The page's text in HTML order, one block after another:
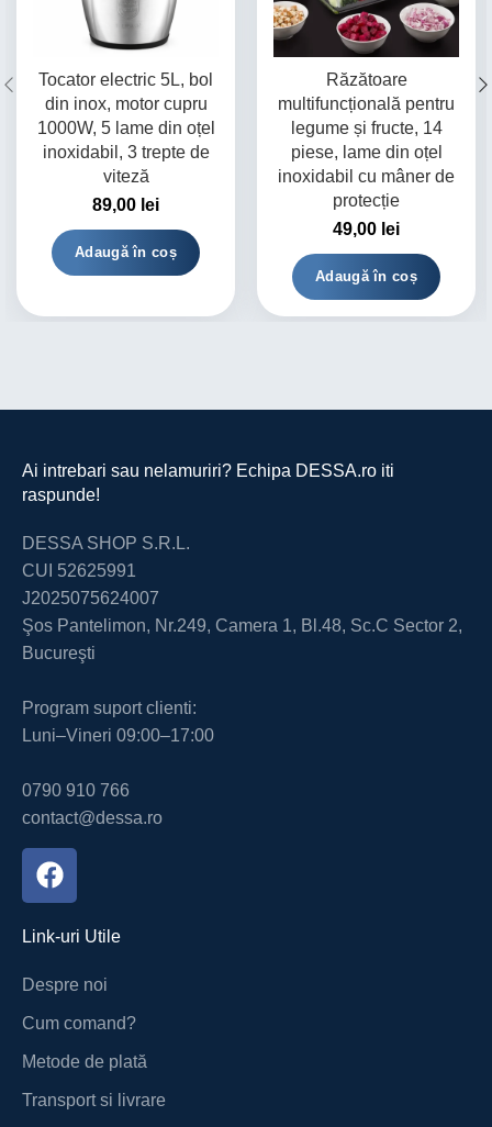
Tocator electric 5L, bol
din inox, motor cupru
1000W, 5 lame din oțel
inoxidabil, 3 trepte de
viteză
89,00 lei
Adaugă în coș
Răzătoare
multifuncțională pentru
legume și fructe, 14
piese, lame din oțel
inoxidabil cu mâner de
protecție
49,00 lei
Adaugă în coș
Ai intrebari sau nelamuriri? Echipa DESSA.ro iti
raspunde!
DESSA SHOP S.R.L.
CUI 52625991
J2025075624007
Şos Pantelimon, Nr.249, Camera 1, Bl.48, Sc.C Sector 2,
Bucureşti
Program suport clienti:
Luni–Vineri 09:00–17:00
0790 910 766
contact@dessa.ro
Link-uri Utile
Despre noi
Cum comand?
Metode de plată
Transport si livrare